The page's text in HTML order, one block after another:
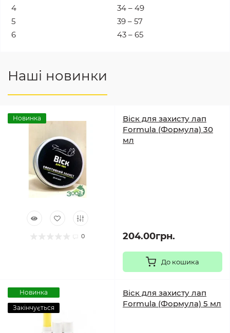
4
34 – 49
5
39 – 57
6
43 – 65
Наші новинки
Новинка
0
Віск для захисту лап
Formula (Формула) 30
мл
204.00грн.
До кошика
Новинка
Закінчується
Віск для захисту лап
Formula (Формула) 5 мл